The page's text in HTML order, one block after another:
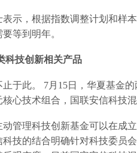
表示，根据指数调整计划和样
等到明年。
科技创新相关产品
止于此。 7月15日，华夏基金
核心技术组合，国联安信科技
动管理科技创新基金可以在成
科技的结合明确针对科技委员